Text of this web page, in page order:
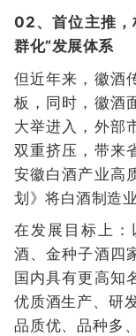
02、首位主推，
群化”发展体系
但近年来，徽酒
板，同时，徽酒
大举进入，外部
双重挤压，带来
安徽白酒产业高
划》将白酒制造
在发展目标上
酒、金种子酒四
国内具有更高知
优质酒生产、研
品质优、品种多